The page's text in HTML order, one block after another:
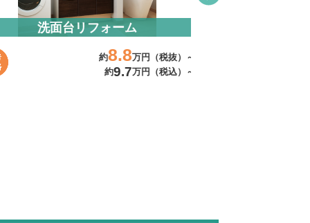
洗面台リフォーム
約8.8万円（税抜）～
約9.7万円（税込）～